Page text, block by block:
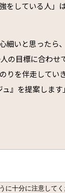
をしている人」
細いと思ったら
の目標に合わせ
りを伴走してい
』を提案します